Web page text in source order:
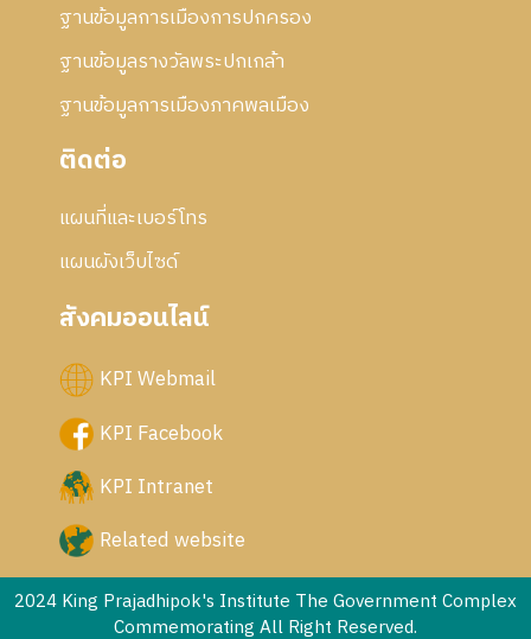
ฐานข้อมูลการเมืองการปกครอง
ฐานข้อมูลรางวัลพระปกเกล้า
ฐานข้อมูลการเมืองภาคพลเมือง
ติดต่อ
แผนที่และเบอร์โทร
แผนผังเว็บไซด์
สังคมออนไลน์
KPI Webmail
KPI Facebook
KPI Intranet
Related website
2024 King Prajadhipok's Institute The Government Complex
Commemorating All Right Reserved.